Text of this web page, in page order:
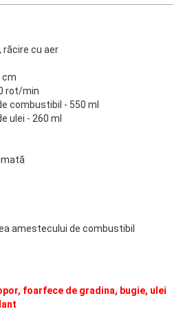
răcire cu aer
cm
rot/min
combustibil - 550 ml
ulei - 260 ml
amestecului de combustibil
foarfece de gradina, bugie, ulei